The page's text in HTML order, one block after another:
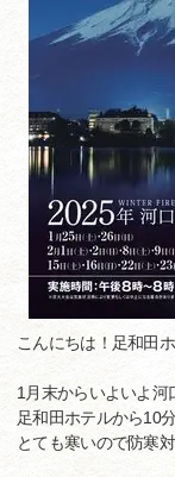
こんにちは！足和田
1月末からいよいよ河
足和田ホテルから10
とても寒いので防寒